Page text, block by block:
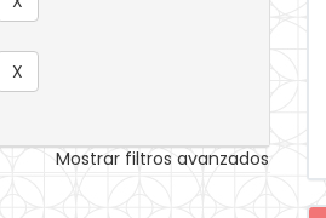
Mostrar filtros avanzados